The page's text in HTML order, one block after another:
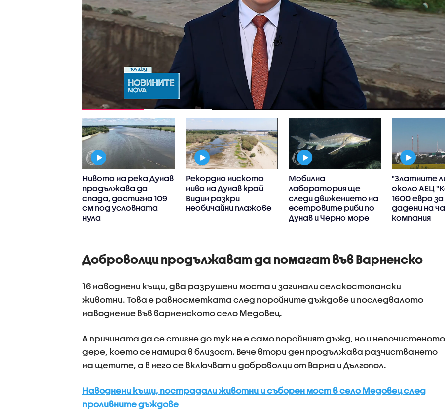
Нивото на река Дунав
продължава да
спада, достигна 109
см под условната
нула
Рекордно ниското
ниво на Дунав край
Видин разкри
необичайни плажове
Мобилна
лаборатория ще
следи движението на
есетровите риби по
Дунав и Черно море
"Златните
около АЕЦ
1600 евро за
дадени на
компания
Доброволци продължават да помагат във Варненско
16 наводнени къщи, два разрушени моста и загинали селскостопански
животни. Това е равносметката след поройните дъждове и последвалото
наводнение във варненското село Медовец.
А причината да се стигне до тук не е само поройният дъжд, но и непочистеното
дере, което се намира в близост. Вече втори ден продължава разчистването
на щетите, а в него се включват и доброволци от Варна и Дългопол.
Наводнени къщи, пострадали животни и съборен мост в село Медовец след
проливните дъждове